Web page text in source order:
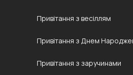
Привітання з весіллям
Привітання з Днем
Привітання з заручинами